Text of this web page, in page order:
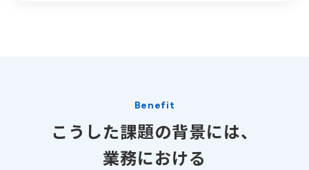
Benefit
こうした課題の背景には、
業務における